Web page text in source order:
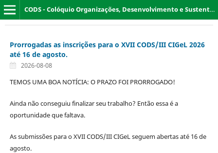
CODS - Colóquio Organizações, Desenvolvimento e Sustentabilidade
Prorrogadas as inscrições para o XVII CODS/III CIGeL 2026
até 16 de agosto.
2026-08-08
TEMOS UMA BOA NOTÍCIA: O PRAZO FOI PRORROGADO!
Ainda não conseguiu finalizar seu trabalho? Então essa é a
oportunidade que faltava.
As submissões para o XVII CODS/III CIGeL seguem abertas até 16 de
agosto.